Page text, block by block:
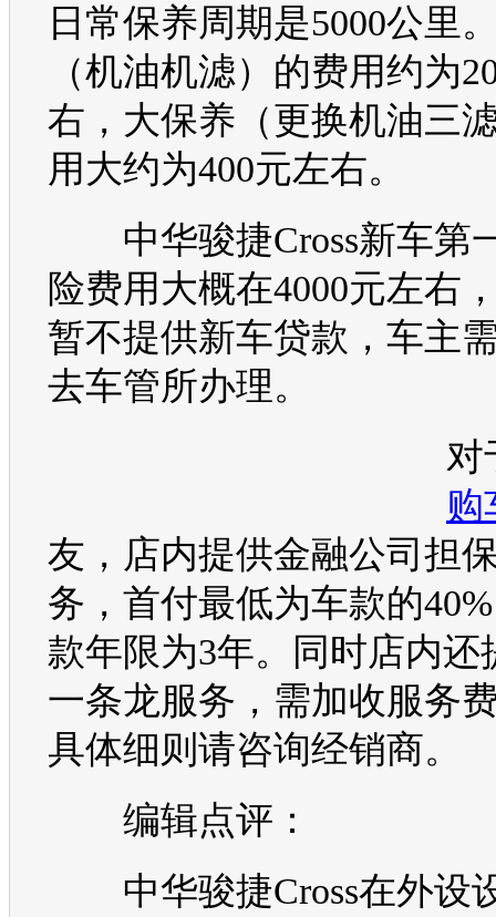
日常保养周期是5000公里
（机油机滤）的费用约为
右，大保养（更换机油三
用大约为400元左右。
中华骏捷Cross新车第
险费用大概在4000元左右
暂不提供新车贷款，车主
去车管所办理。
对
购
友，店内提供金融公司担
务，首付最低为车款的
款年限为3年。同时店内还
一条龙服务，需加收服务
具体细则请咨询经销商。
编辑点评：
中华骏捷Cross在外设